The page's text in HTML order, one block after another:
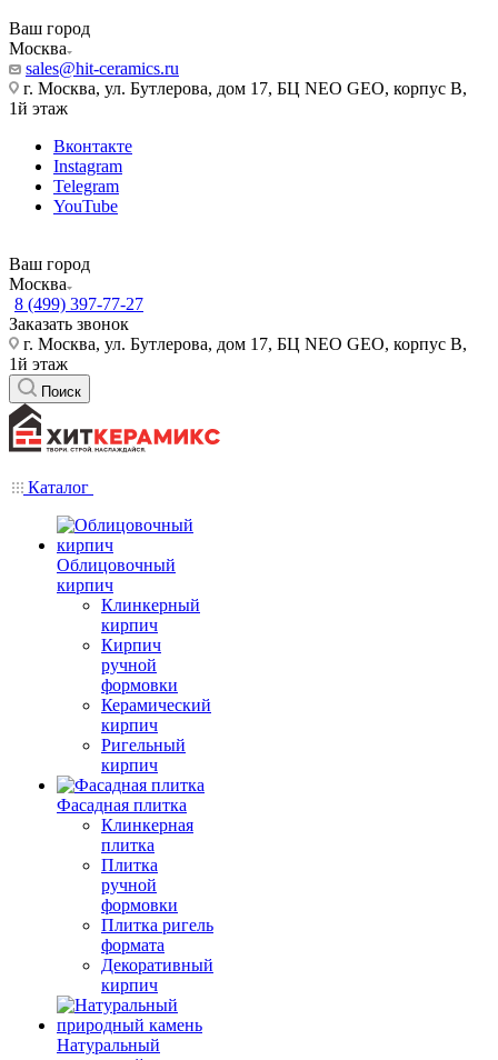
Ваш город
Москва
sales@hit-ceramics.ru
г. Москва, ул. Бутлерова, дом 17, БЦ NEO GEO, корпус В,
1й этаж
Вконтакте
Instagram
Telegram
YouTube
Ваш город
Москва
8 (499) 397-77-27
Заказать звонок
г. Москва, ул. Бутлерова, дом 17, БЦ NEO GEO, корпус В,
1й этаж
Поиск
Каталог
Облицовочный
кирпич
Клинкерный
кирпич
Кирпич
ручной
формовки
Керамический
кирпич
Ригельный
кирпич
Фасадная плитка
Клинкерная
плитка
Плитка
ручной
формовки
Плитка ригель
формата
Декоративный
кирпич
Натуральный